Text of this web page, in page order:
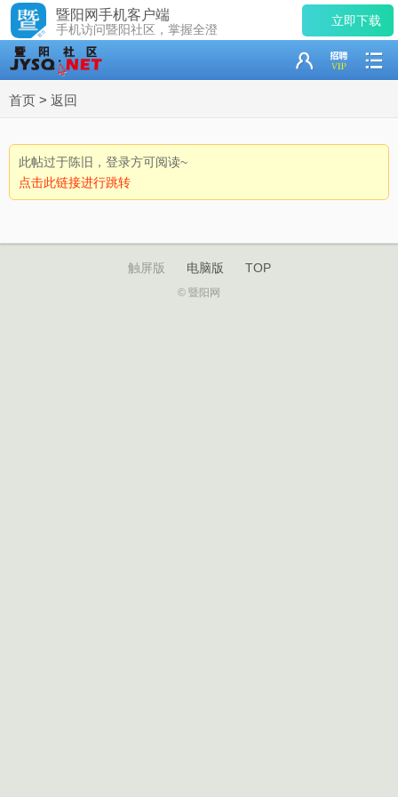
暨阳网手机客户端
手机访问暨阳社区，掌握全澄
立即下载
首页 > 返回
此帖过于陈旧，登录方可阅读~
点击此链接进行跳转
触屏版 电脑版 TOP
© 暨阳网